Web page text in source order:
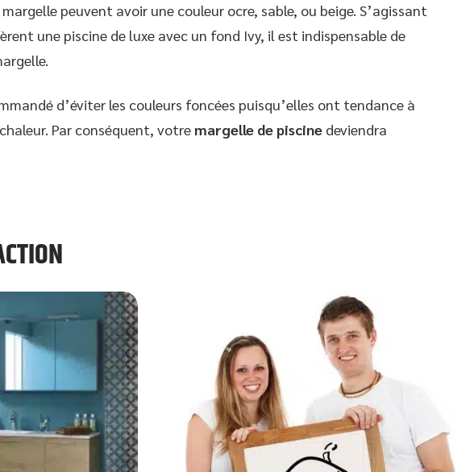
peuvent avoir une couleur ocre, sable, ou beige. S’agissant
une piscine de luxe avec un fond Ivy, il est indispensable de
d’éviter les couleurs foncées puisqu’elles ont tendance à
Par conséquent, votre margelle de piscine deviendra